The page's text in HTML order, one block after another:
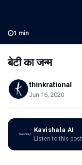
1 min
बेटी का जन्म
thinkrational
Jun 16, 2020
Kavishala AI
Listen to this post